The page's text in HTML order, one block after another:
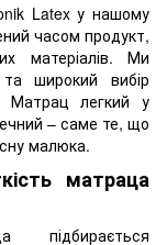
Latex у нашому
часом продукт,
матеріалів. Ми
широкий вибір
Матрац легкий у
– саме те, що
малюка.
матраца
підбирається